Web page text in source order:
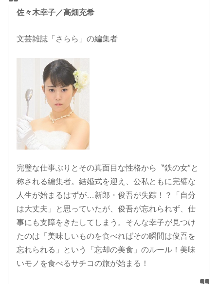
佐々木幸子／高畑充希
文芸雑誌「さらら」の編集者
完璧な仕事ぶりとその真面目な性格から〝鉄の女″と
称される編集者。結婚式を迎え、公私ともに完璧な
人生が始まるはずが…新郎・俊吾が失踪！？「自分
は大丈夫」と思っていたが、俊吾が忘れられず、仕
事にも支障をきたしてしまう。そんな幸子が見つけ
たのは「美味しいものを食べればその瞬間は俊吾を
忘れられる」という「忘却の美食」のルール！美味
いモノを食べるサチコの旅が始まる！